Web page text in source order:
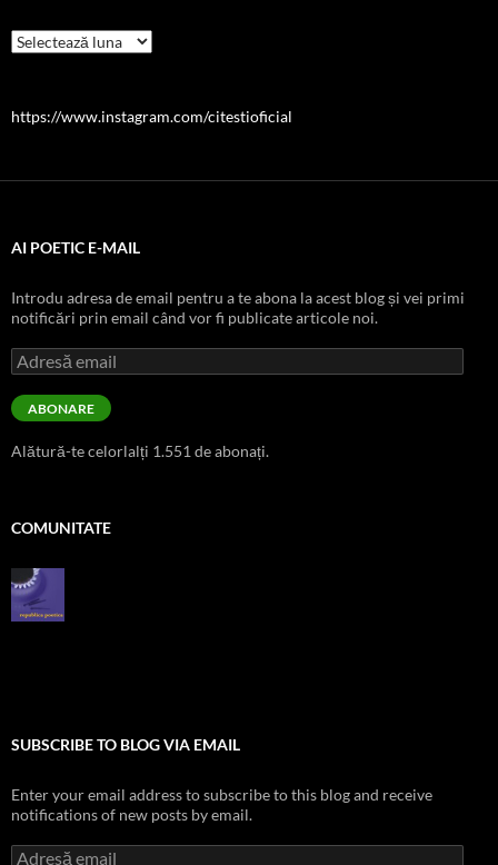
Arhive
https://www.instagram.com/citestioficial
AI POETIC E-MAIL
Introdu adresa de email pentru a te abona la acest blog și vei primi
notificări prin email când vor fi publicate articole noi.
Adresă
email
ABONARE
Alătură-te celorlalți 1.551 de abonați.
COMUNITATE
SUBSCRIBE TO BLOG VIA EMAIL
Enter your email address to subscribe to this blog and receive
notifications of new posts by email.
Adresă